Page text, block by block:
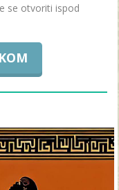
se otvoriti ispod